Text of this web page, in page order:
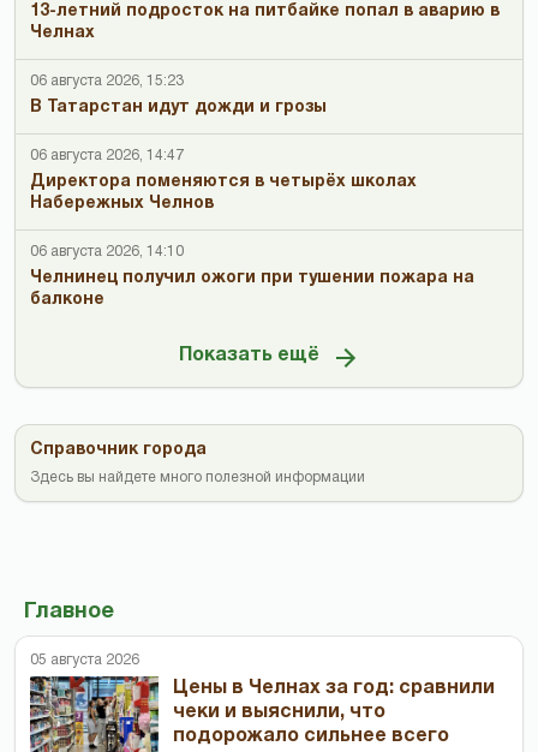
13-летний подросток на питбайке попал в аварию в
Челнах
06 августа 2026, 15:23
В Татарстан идут дожди и грозы
06 августа 2026, 14:47
Директора поменяются в четырёх школах
Набережных Челнов
06 августа 2026, 14:10
Челнинец получил ожоги при тушении пожара на
балконе
Показать ещё
Справочник города
Здесь вы найдете много полезной информации
Главное
05 августа 2026
Цены в Челнах за год: сравнили
чеки и выяснили, что
подорожало сильнее всего